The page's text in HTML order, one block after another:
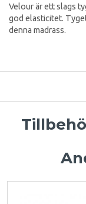
Velour är ett slags
god elasticitet.
denna madrass.